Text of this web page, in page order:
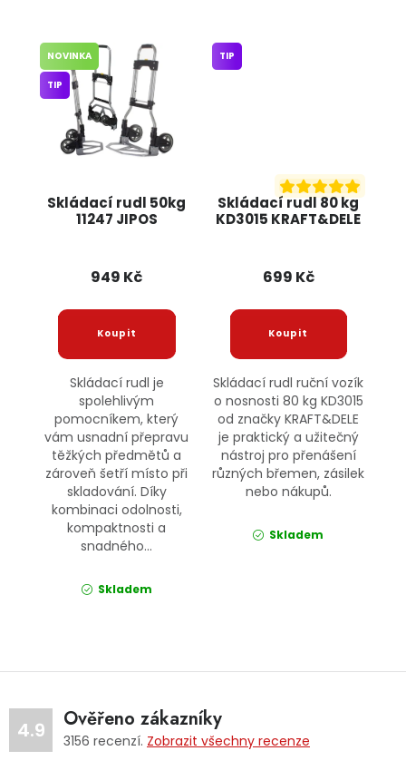
Skládací rudl 50kg
11247 JIPOS
NOVINKA
TIP
949 Kč
Skládací rudl je
spolehlivým
pomocníkem, který
vám usnadní přepravu
těžkých předmětů a
zároveň šetří místo při
skladování. Díky
kombinaci odolnosti,
kompaktnosti a
snadného...
Skladem
Skládací rudl 80 kg
KD3015 KRAFT&DELE
TIP
699 Kč
Skládací rudl ruční vozík
o nosnosti 80 kg KD3015
od značky KRAFT&DELE
je praktický a užitečný
nástroj pro přenášení
různých břemen, zásilek
nebo nákupů.
Skladem
4.9 Ověřeno zákazníky
3156 recenzí. Zobrazit všechny recenze